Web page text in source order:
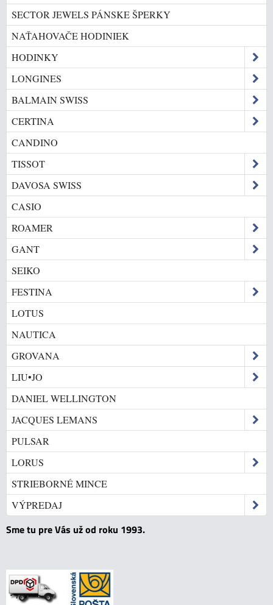
SECTOR JEWELS PÁNSKE ŠPERKY
NAŤAHOVAČE HODINIEK
HODINKY
LONGINES
BALMAIN SWISS
CERTINA
CANDINO
TISSOT
DAVOSA SWISS
CASIO
ROAMER
GANT
SEIKO
FESTINA
LOTUS
NAUTICA
GROVANA
LIU•JO
DANIEL WELLINGTON
JACQUES LEMANS
PULSAR
LORUS
STRIEBORNÉ MINCE
VÝPREDAJ
Sme tu pre Vás už od roku 1993.